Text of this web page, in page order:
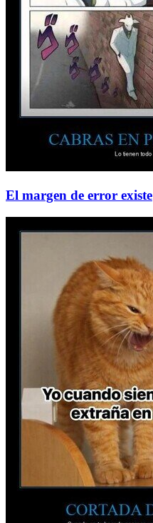
El margen de error existe